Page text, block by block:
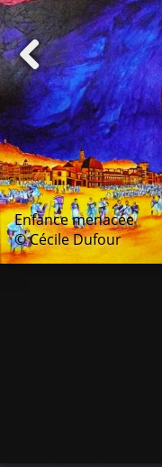
Enfance menacée
© Cécile Dufour